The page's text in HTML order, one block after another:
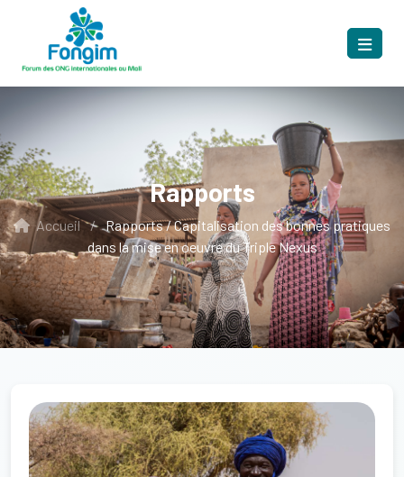
Rapports
Accueil / Rapports / Capitalisation des bonnes pratiques
dans la mise en oeuvre du Triple Nexus